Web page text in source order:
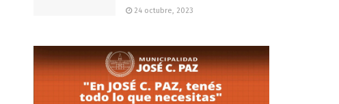
24 octubre, 2023